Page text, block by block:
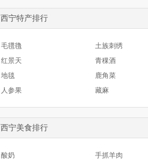
西宁特产排行
毛氆氇
土族刺绣
红景天
青稞酒
地毯
鹿角菜
人参果
藏麻
西宁美食排行
酸奶
手抓羊肉